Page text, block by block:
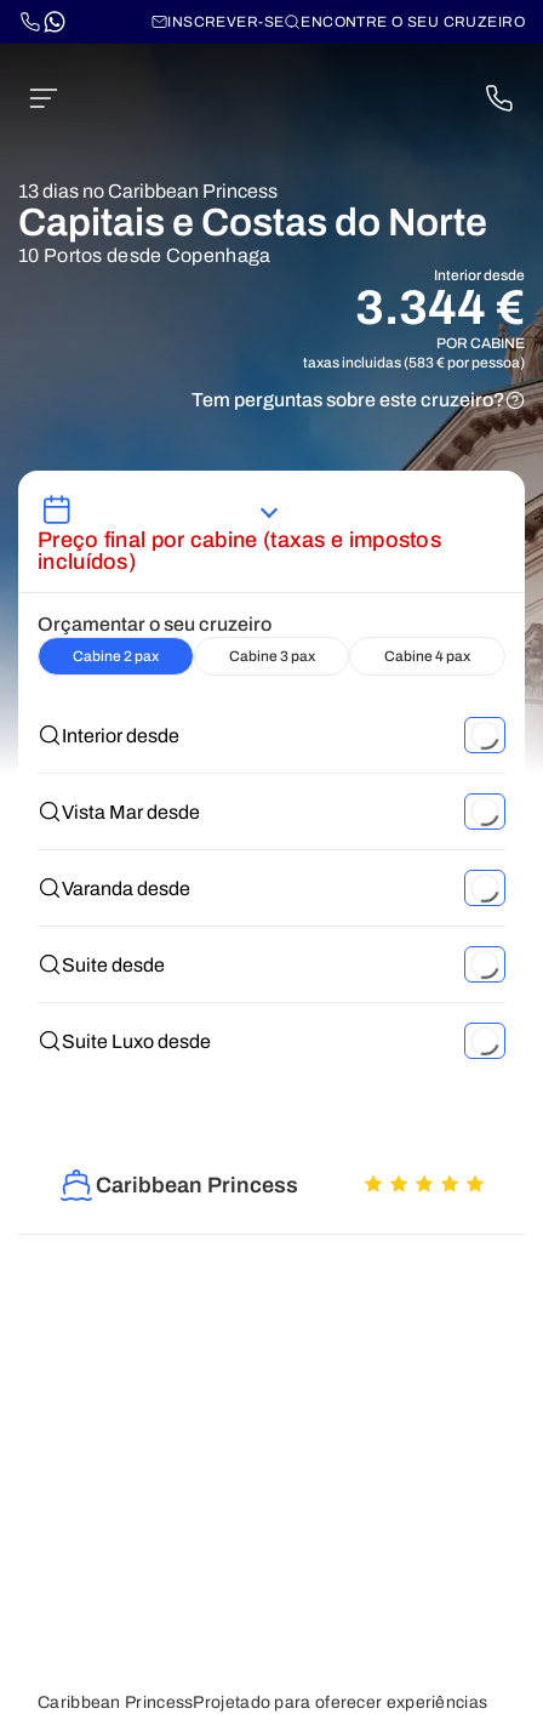
INSCREVER-SE ENCONTRE O SEU CRUZEIRO
13 dias no Caribbean Princess
Capitais e Costas do Norte
10 Portos desde Copenhaga
Interior desde
3.344 €
POR CABINE
taxas incluidas (583 € por pessoa)
Tem perguntas sobre este cruzeiro?
Preço final por cabine (taxas e impostos
incluídos)
Orçamentar o seu cruzeiro
Cabine 2 pax Cabine 3 pax Cabine 4 pax
Interior desde
Vista Mar desde
Varanda desde
Suite desde
Suite Luxo desde
Caribbean Princess
Caribbean PrincessProjetado para oferecer experiências